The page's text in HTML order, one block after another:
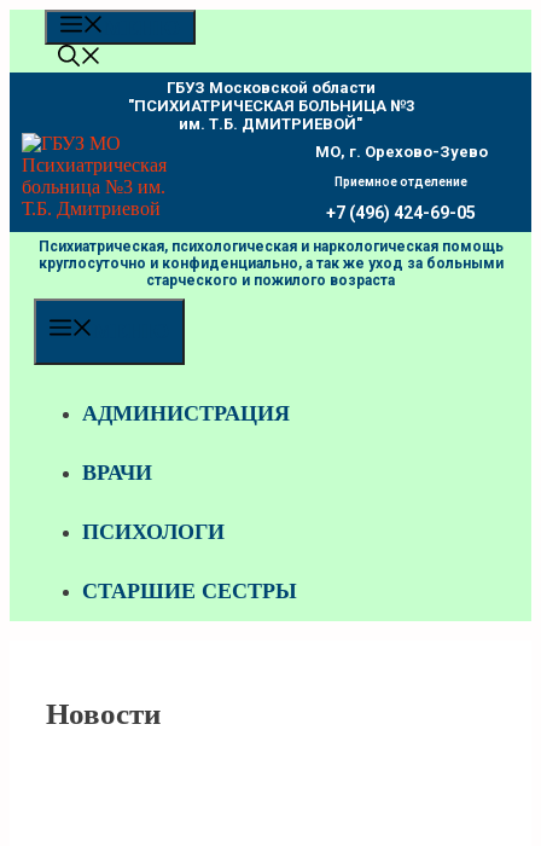
Перейти
содержимому
ГБУЗ Московской области
"ПCИХИАТРИЧЕСКАЯ БОЛЬНИЦА №3
им. Т.Б. ДМИТРИЕВОЙ"
МО, г. Орехово-Зуево
Приемное отделение
+7 (496) 424-69-05
Психиатрическая, психологическая и наркологическая помощь
круглосуточно и конфиденциально, а так же уход за больными
старческого и пожилого возраста
АДМИНИСТРАЦИЯ
ВРАЧИ
ПСИХОЛОГИ
СТАРШИЕ СЕСТРЫ
Новости